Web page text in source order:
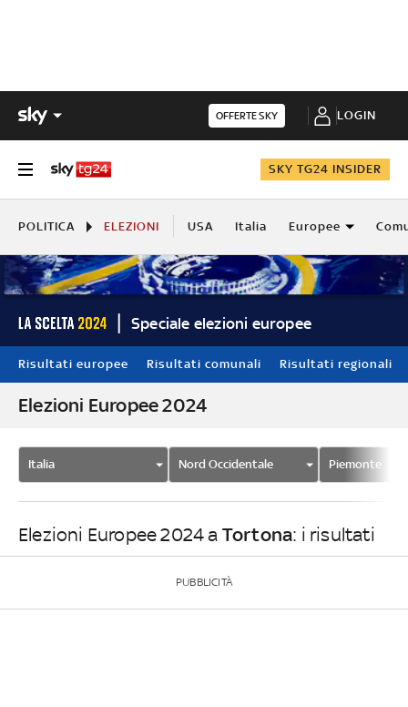
OFFERTE SKY LOGIN
SKY TG24 INSIDER
POLITICA ELEZIONI USA Italia Europee
Speciale elezioni europee
Risultati europee Risultati comunali Risultati regionali
Elezioni Europee 2024
Italia Nord Occidentale Piemonte
Elezioni Europee 2024 a Tortona: i risultati
PUBBLICITÀ